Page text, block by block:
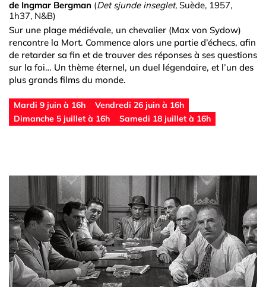
de Ingmar Bergman (Det sjunde inseglet, Suède, 1957,
1h37, N&B)
Sur une plage médiévale, un chevalier (Max von Sydow)
rencontre la Mort. Commence alors une partie d’échecs, afin
de retarder sa fin et de trouver des réponses à ses questions
sur la foi… Un thème éternel, un duel légendaire, et l’un des
plus grands films du monde.
Mardi 9 juin à 16h
Vendredi 26 juin à 16h
Dimanche 5 juillet à 16h
Samedi 18 juillet à 16h